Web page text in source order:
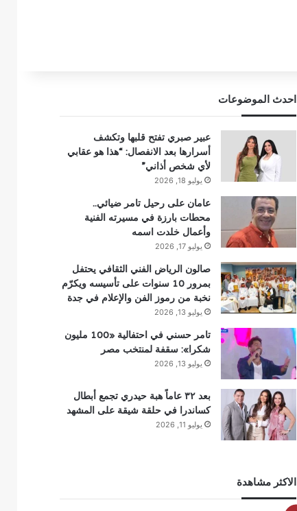
احدث الموضوعات
عبير صبري تفتح قلبها وتكشف
أسرارها بعد الانفصال: “هذا هو عقابي
لأي شخص أذاني”
يوليو 18, 2026
عامان على رحيل تامر ضيائي..
محطات بارزة في مسيرته الفنية
وأعمال خلدت اسمه
يوليو 17, 2026
صالون الرياض الفني الثقافي يحتفل
بمرور 10 سنوات على تأسيسه ويكرّم
نخبة من رموز الفن والإعلام في جدة
يوليو 13, 2026
تامر حسني في احتفالية «100 مليون
شكرا»: سقفة لمنتخب مصر
يوليو 13, 2026
بعد ٣٢ عاماً هبة حيدري تجمع أبطال
كساندرا في حلقة شيقة على المشهد
يوليو 11, 2026
الاكثر مشاهدة